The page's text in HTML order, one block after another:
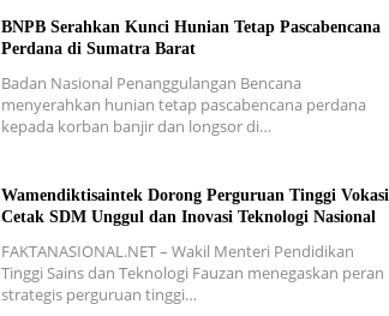
BNPB Serahkan Kunci Hunian Tetap Pascabencana
Perdana di Sumatra Barat
Badan Nasional Penanggulangan Bencana
menyerahkan hunian tetap pascabencana perdana
kepada korban banjir dan longsor di…
Wamendiktisaintek Dorong Perguruan Tinggi Vokasi
Cetak SDM Unggul dan Inovasi Teknologi Nasional
FAKTANASIONAL.NET – Wakil Menteri Pendidikan
Tinggi Sains dan Teknologi Fauzan menegaskan peran
strategis perguruan tinggi…